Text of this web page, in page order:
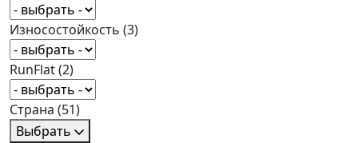
Износостойкость (3)
RunFlat(2)
Страна (51)
Выбрать